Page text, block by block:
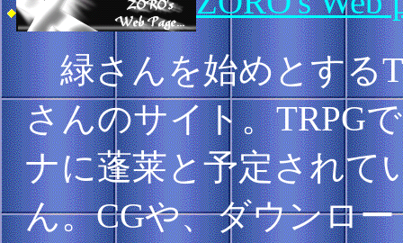
緑さんを始めとする
さんのサイト。TRPG
ナに蓬莱と予定されて
ん。CGや、ダウンロ